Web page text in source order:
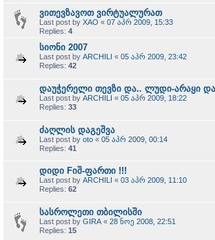
ვითევზავოთ ვირტუალურათ
Last post by XAO « 07 აპრ 2009, 15:33
Replies: 4
სიონი 2007
Last post by ARCHILI « 05 აპრ 2009, 23:42
Replies: 42
დაუჭერელი თევზი და.. ლუდი-არაყი
Last post by ARCHILI « 05 აპრ 2009, 18:22
Replies: 33
ძაღლის დაგეშვა
Last post by oto « 05 აპრ 2009, 00:14
Replies: 41
დიდი Fიშ-ფართი !!!
Last post by ARCHILI « 03 აპრ 2009, 11:10
Replies: 62
სასროლეთი თბილისში
Last post by GIRA « 28 ნოე 2008, 22:51
Replies: 15